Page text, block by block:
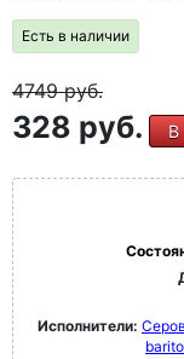
Есть в наличии
4749руб.
328 руб. В
Исполнители: